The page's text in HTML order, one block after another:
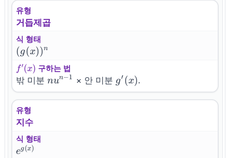
유형
거듭제곱
식 형태
(g(x))^n
(g(x))n
f^{\prime}
(x)
f′(x) 구하는 법
밖 미분 n
u^{n-
nun−1 × 안 미분 g'(x)
g′ (x).
유형
지수
식 형태
e^{g(x)}
eg(x)